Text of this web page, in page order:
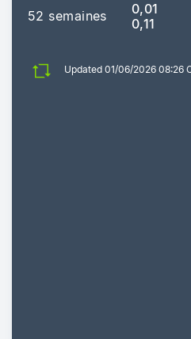
52 semaines
0,01
0,11
Updated 01/06/2026 08:26